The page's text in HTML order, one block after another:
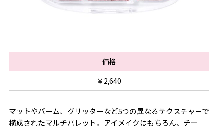
価格
￥2,640
マットやバーム、グリッターなど5つの異なるテクスチャーで
構成されたマルチパレット。アイメイクはもちろん、チー